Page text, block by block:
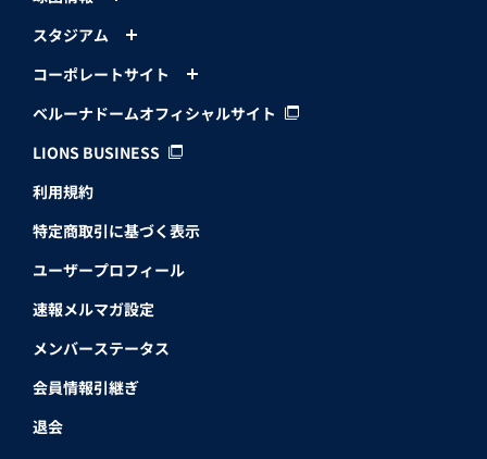
スタジアム
コーポレートサイト
ベルーナドームオフィシャルサイト
LIONS BUSINESS
利用規約
特定商取引に基づく表示
ユーザープロフィール
速報メルマガ設定
メンバーステータス
会員情報引継ぎ
退会